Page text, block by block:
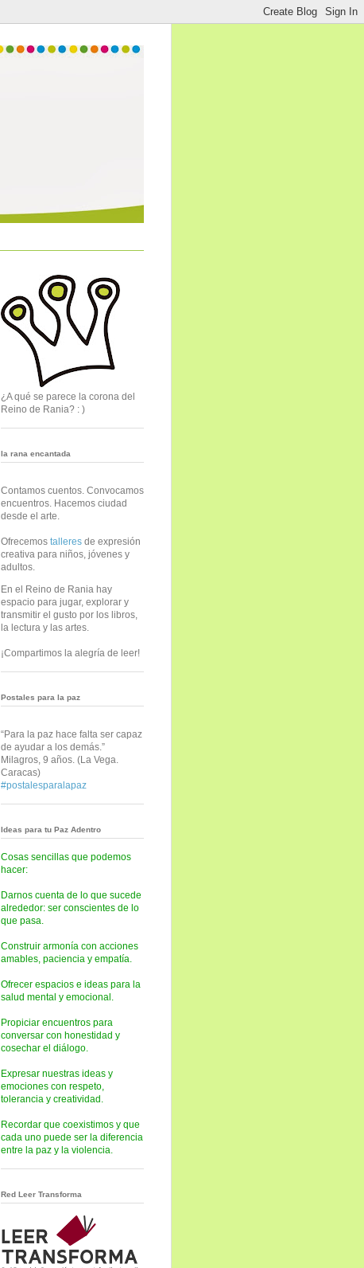
¿A qué se parece la corona del
Reino de Rania? : )
la rana encantada
Contamos cuentos. Convocamos
encuentros. Hacemos ciudad
desde el arte.
Ofrecemos talleres de expresión
creativa para niños, jóvenes y
adultos.
En el Reino de Rania hay
espacio para jugar, explorar y
transmitir el gusto por los libros,
la lectura y las artes.
¡Compartimos la alegría de leer!
Postales para la paz
“Para la paz hace falta ser capaz
de ayudar a los demás.”
Milagros, 9 años. (La Vega.
Caracas)
#postalesparalapaz
Ideas para tu Paz Adentro
Cosas sencillas que podemos
hacer:
Darnos cuenta de lo que sucede
alrededor: ser conscientes de lo
que pasa.
Construir armonía con acciones
amables, paciencia y empatía.
Ofrecer espacios e ideas para la
salud mental y emocional.
Propiciar encuentros para
conversar con honestidad y
cosechar el diálogo.
Expresar nuestras ideas y
emociones con respeto,
tolerancia y creatividad.
Recordar que coexistimos y que
cada uno puede ser la diferencia
entre la paz y la violencia.
Red Leer Transforma